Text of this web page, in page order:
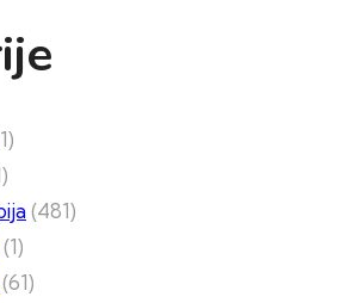
(481)
(1)
(61)